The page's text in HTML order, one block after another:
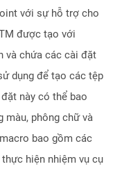
với sự hỗ trợ cho
được tạo với
và chứa các cài đặt
dụng để tạo các tệp
này có thể bao
màu, phông chữ và
bao gồm các
hiện nhiệm vụ cụ